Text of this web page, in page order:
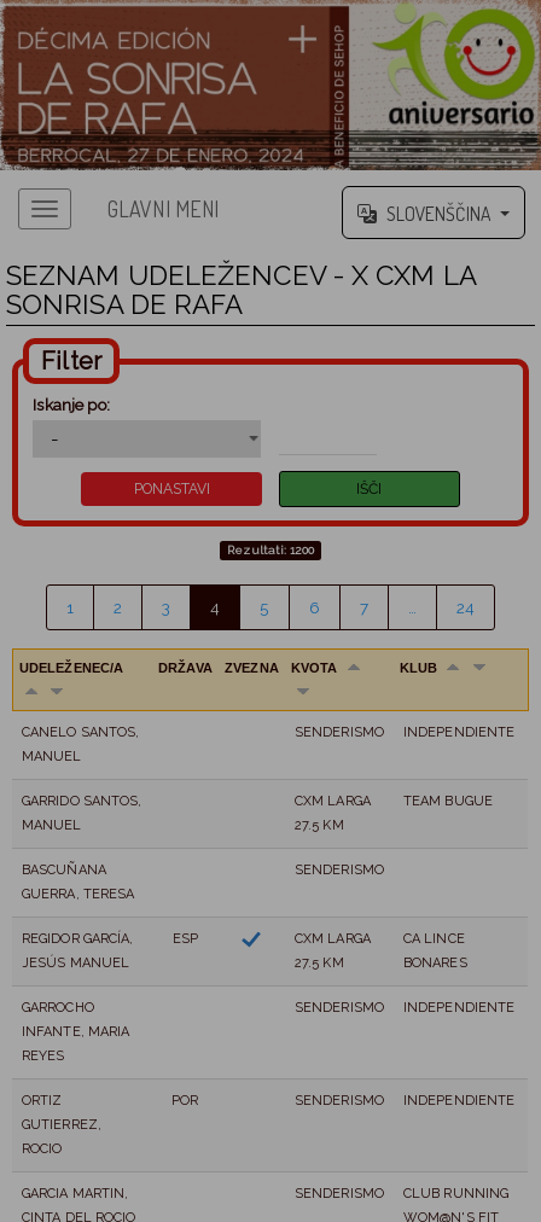
GLAVNI MENI SLOVENŠČINA
SEZNAM UDELEŽENCEV - X CXM LA
SONRISA DE RAFA
Filter
Iskanje po:
Rezultati: 1200
1 2 3 4 5 6 7 24
UDELEŽENEC/A DRŽAVA ZVEZNA KVOTA KLUB
CANELO SANTOS,
MANUEL
SENDERISMO INDEPENDIENTE
GARRIDO SANTOS,
MANUEL
CXM LARGA
27.5 KM
TEAM BUGUE
BASCUÑANA
GUERRA, TERESA
SENDERISMO
REGIDOR GARCÍA,
JESÚS MANUEL
ESP
CXM LARGA
27.5 KM
CA LINCE
BONARES
GARROCHO
INFANTE, MARIA
REYES
SENDERISMO INDEPENDIENTE
ORTIZ
GUTIERREZ,
ROCIO
POR SENDERISMO INDEPENDIENTE
GARCIA MARTIN,
CINTA DEL ROCIO
SENDERISMO
CLUB RUNNING
WOM@N'S FIT